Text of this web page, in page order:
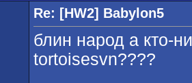
Re: [HW2] Babylon5
блин народ а кто-
tortoisesvn????